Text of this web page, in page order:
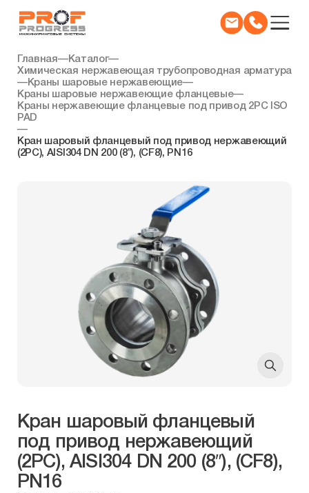
Главная—Каталог—
Химическая нержавеющая трубопроводная арматура
—Краны шаровые нержавеющие—
Краны шаровые нержавеющие фланцевые—
Краны нержавеющие фланцевые под привод 2PC ISO
PAD
—
Кран шаровый фланцевый под привод нержавеющий
(2PC), AISI304 DN 200 (8″), (CF8), PN16
Кран шаровый фланцевый
под привод нержавеющий
(2PC), AISI304 DN 200 (8″), (CF8),
PN16